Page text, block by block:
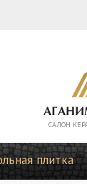
CАЛОН
плитка